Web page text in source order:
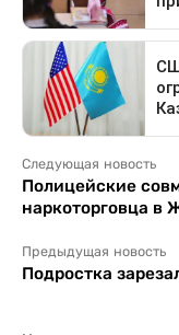
Следующая новость
Полицейские
наркоторговца в
Предыдущая новость
Подростка